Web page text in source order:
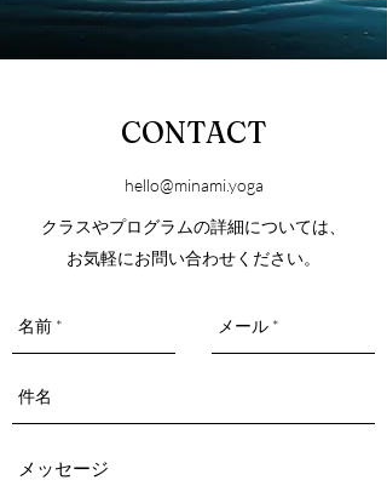
CONTACT​
クラスやプログラムの詳細については、
お気軽にお問い合わせください。
hello@minami.yoga